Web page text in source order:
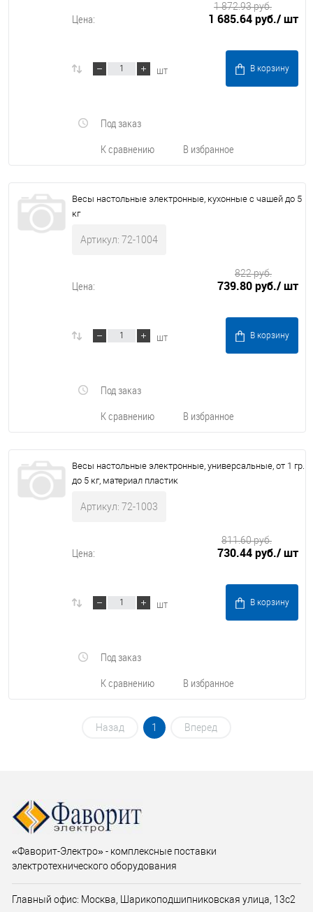
Цена: 1 685.64 руб./ шт
1 872.93 руб.
шт В корзину
К сравнению В избранное
Под заказ
Весы настольные электронные, кухонные с чашей до 5
кг
Артикул: 72-1004
Цена: 739.80 руб./ шт
822 руб.
шт В корзину
К сравнению В избранное
Под заказ
Весы настольные электронные, универсальные, от 1 гр.
до 5 кг, материал пластик
Артикул: 72-1003
Цена: 730.44 руб./ шт
811.60 руб.
шт В корзину
К сравнению В избранное
Под заказ
Назад 1 Вперед
«Фаворит-Электро» - комплексные поставки
электротехнического оборудования
Главный офис: Москва, Шарикоподшипниковская улица, 13с2